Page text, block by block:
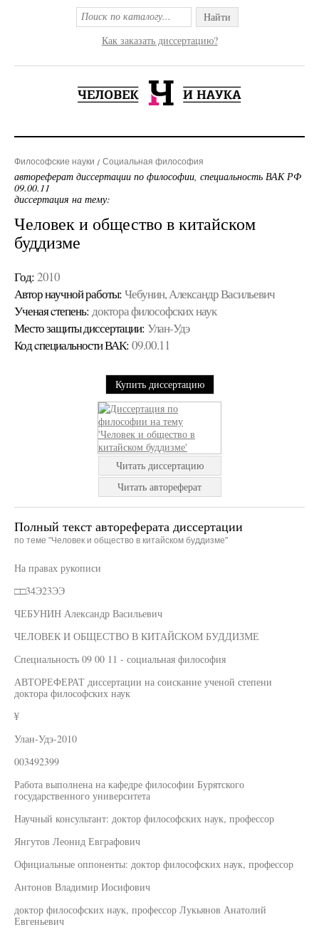
Найти
Как заказать диссертацию?
Философские науки Социальная философия
автореферат диссертации по философии, специальность ВАК РФ
09.00.11
диссертация на тему:
Человек и общество в китайском
буддизме
Год: 2010
Автор научной работы: Чебунин, Александр Васильевич
Ученая cтепень: доктора философских наук
Место защиты диссертации: Улан-Удэ
Код cпециальности ВАК: 09.00.11
Купить диссертацию
Читать диссертацию
Читать автореферат
Полный текст автореферата диссертации
по теме "Человек и общество в китайском буддизме"
На правах рукописи
□□34Э23ЭЭ
ЧЕБУНИН Александр Васильевич
ЧЕЛОВЕК И ОБЩЕСТВО В КИТАЙСКОМ БУДДИЗМЕ
Специальность 09 00 11 - социальная философия
АВТОРЕФЕРАТ диссертации на соискание ученой степени
доктора философских наук
¥
Улан-Удэ-2010
003492399
Работа выполнена на кафедре философии Бурятского
государственного университета
Научный консультант: доктор философских наук, профессор
Янгутов Леонид Евграфович
Официальные оппоненты: доктор философских наук, профессор
Антонов Владимир Иосифович
доктор философских наук, профессор Лукьянов Анатолий
Евгеньевич